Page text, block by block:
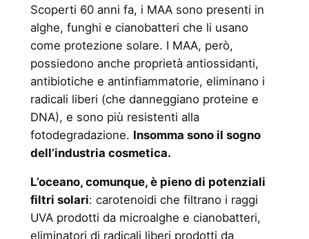
Scoperti 60 anni fa, i MAA sono presenti in
alghe, funghi e cianobatteri che li usano
come protezione solare. I MAA, però,
possiedono anche proprietà antiossidanti,
antibiotiche e antinfiammatorie, eliminano i
radicali liberi (che danneggiano proteine e
DNA), e sono più resistenti alla
fotodegradazione. Insomma sono il sogno
dell’industria cosmetica.
L’oceano, comunque, è pieno di potenziali
filtri solari: carotenoidi che filtrano i raggi
UVA prodotti da microalghe e cianobatteri,
eliminatori di radicali liberi prodotti da